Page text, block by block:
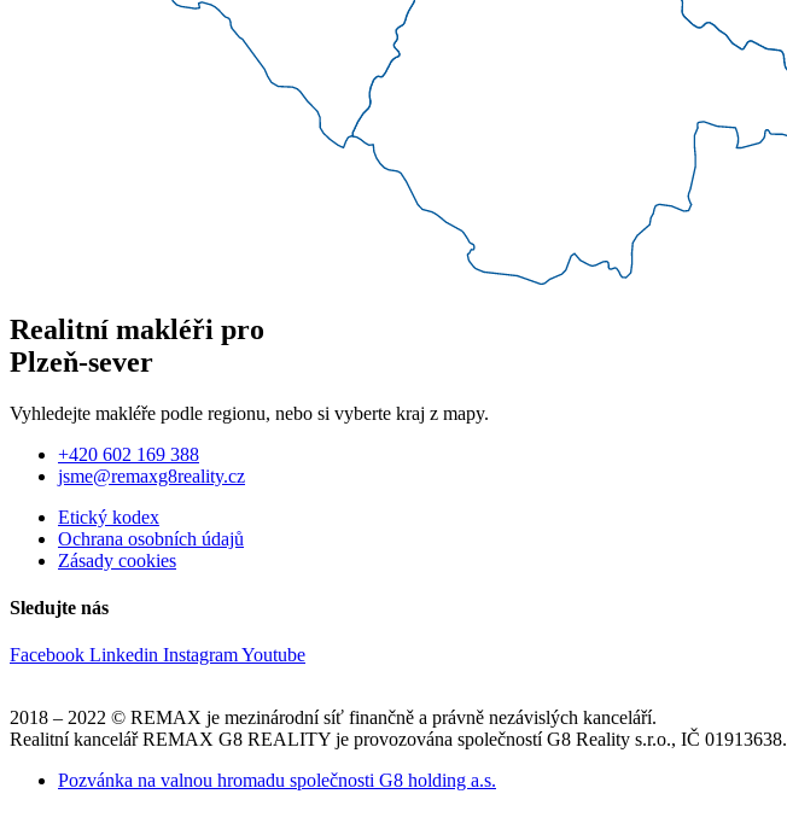
Realitní makléři pro
Plzeň-sever
Vyhledejte makléře podle regionu, nebo si vyberte kraj z mapy.
+420 602 169 388
jsme@remaxg8reality.cz
Etický kodex
Ochrana osobních údajů
Zásady cookies
Sledujte nás
Facebook Linkedin InstagramYoutube
2018 – 2022 © REMAX je mezinárodní síť finančně a právně nezávislých kanceláří.
Realitní kancelář REMAX G8 REALITY je provozována společností G8 Reality s.r.o., IČ 01913638.
Pozvánka na valnou hromadu společnosti G8 holding a.s.